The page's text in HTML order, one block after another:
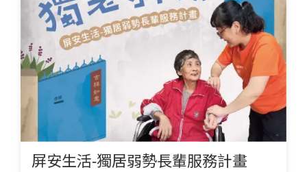
屏安生活-獨居弱勢長輩服務計畫